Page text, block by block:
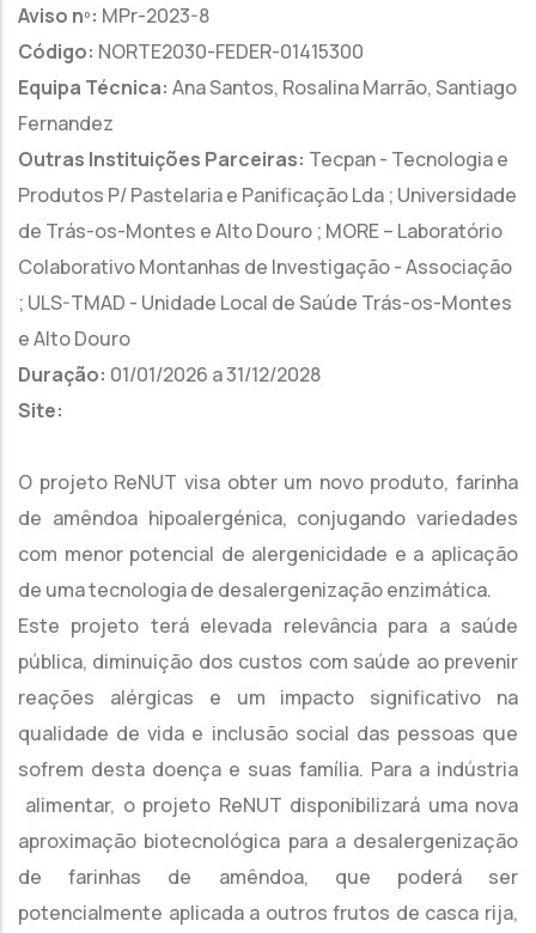
Aviso nº: MPr-2023-8
Código: NORTE2030-FEDER-01415300
Equipa Técnica: Ana Santos, Rosalina Marrão, Santiago
Fernandez
Outras Instituições Parceiras: Tecpan - Tecnologia e
Produtos P/ Pastelaria e Panificação Lda ; Universidade
de Trás-os-Montes e Alto Douro ; MORE – Laboratório
Colaborativo Montanhas de Investigação - Associação
; ULS-TMAD - Unidade Local de Saúde Trás-os-Montes
e Alto Douro
Duração: 01/01/2026 a 31/12/2028
Site:
O projeto ReNUT visa obter um novo produto, farinha
de amêndoa hipoalergénica, conjugando variedades
com menor potencial de alergenicidade e a aplicação
de uma tecnologia de desalergenização enzimática.
Este projeto terá elevada relevância para a saúde
pública, diminuição dos custos com saúde ao prevenir
reações alérgicas e um impacto significativo na
qualidade de vida e inclusão social das pessoas que
sofrem desta doença e suas família. Para a indústria
alimentar, o projeto ReNUT disponibilizará uma nova
aproximação biotecnológica para a desalergenização
de farinhas de amêndoa, que poderá ser
potencialmente aplicada a outros frutos de casca rija,